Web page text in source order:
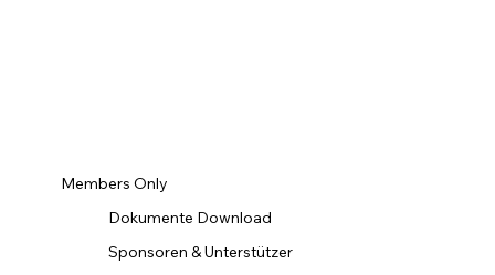
Members Only
Dokumente Download
Sponsoren & Unterstützer